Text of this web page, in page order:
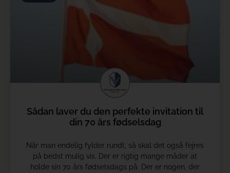
Sådan laver du den perfekte invitation til
din 70 års fødselsdag
Når man endelig fylder rundt, så skal det også fejres
på bedst mulig vis. Der er rigtig mange måder at
holde sin 70 års fødselsdags på. Der er nogen, der